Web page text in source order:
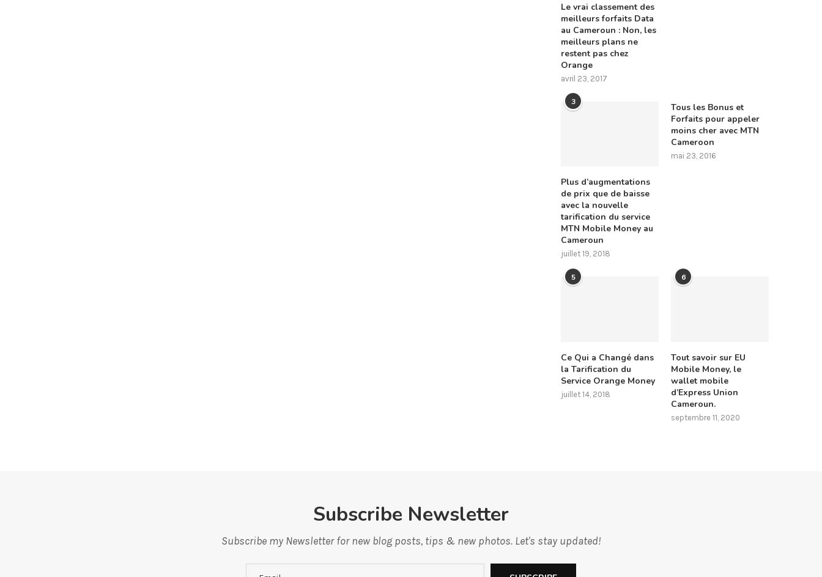
Le vrai classement des
meilleurs forfaits Data
au Cameroun : Non, les
meilleurs plans ne
restent pas chez
Orange
avril 23, 2017
3
Plus d’augmentations
de prix que de baisse
avec la nouvelle
tarification du service
MTN Mobile Money au
Cameroun
juillet 19, 2018
Tous les Bonus et
Forfaits pour appeler
moins cher avec MTN
Cameroon
mai 23, 2016
5
Ce Qui a Changé dans
la Tarification du
Service Orange Money
juillet 14, 2018
6
Tout savoir sur EU
Mobile Money, le
wallet mobile
d’Express Union
Cameroun.
septembre 11, 2020
Subscribe Newsletter
Subscribe my Newsletter for new blog posts, tips & new photos. Let's stay updated!